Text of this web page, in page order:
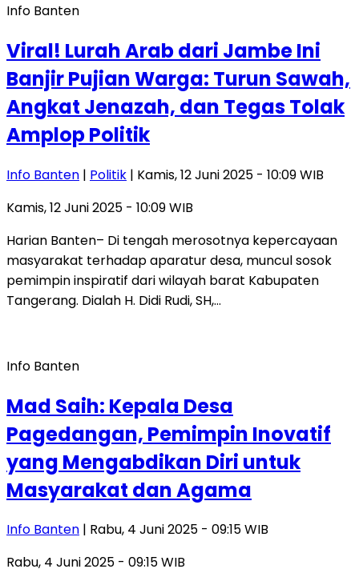
Info Banten
Viral! Lurah Arab dari Jambe Ini
Banjir Pujian Warga: Turun Sawah,
Angkat Jenazah, dan Tegas Tolak
Amplop Politik
Info Banten | Politik | Kamis, 12 Juni 2025 - 10:09 WIB
Kamis, 12 Juni 2025 - 10:09 WIB
Harian Banten– Di tengah merosotnya kepercayaan
masyarakat terhadap aparatur desa, muncul sosok
pemimpin inspiratif dari wilayah barat Kabupaten
Tangerang. Dialah H. Didi Rudi, SH,…
Info Banten
Mad Saih: Kepala Desa
Pagedangan, Pemimpin Inovatif
yang Mengabdikan Diri untuk
Masyarakat dan Agama
Info Banten | Rabu, 4 Juni 2025 - 09:15 WIB
Rabu, 4 Juni 2025 - 09:15 WIB